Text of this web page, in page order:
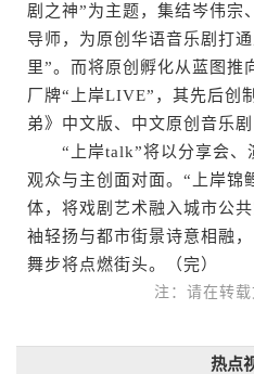
剧之神”为主题，集结岑伟宗
导师，为原创华语音乐剧打
里”。而将原创孵化从蓝图推
厂牌“上岸LIVE”，其先后创
弟》中文版、中文原创音乐剧
“上岸talk”将以分享会、
观众与主创面对面。“上岸锦
体，将戏剧艺术融入城市公
袖轻扬与都市街景诗意相融
舞步将点燃街头。（完）
注：请在转
热点